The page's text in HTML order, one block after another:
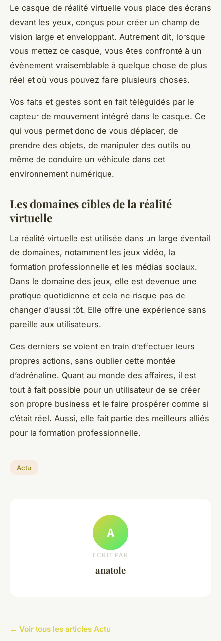
Le casque de réalité virtuelle vous place des écrans
devant les yeux, conçus pour créer un champ de
vision large et enveloppant. Autrement dit, lorsque
vous mettez ce casque, vous êtes confronté à un
évènement vraisemblable à quelque chose de plus
réel et où vous pouvez faire plusieurs choses.
Vos faits et gestes sont en fait téléguidés par le
capteur de mouvement intégré dans le casque. Ce
qui vous permet donc de vous déplacer, de
prendre des objets, de manipuler des outils ou
même de conduire un véhicule dans cet
environnement numérique.
Les domaines cibles de la réalité
virtuelle
La réalité virtuelle est utilisée dans un large éventail
de domaines, notamment les jeux vidéo, la
formation professionnelle et les médias sociaux.
Dans le domaine des jeux, elle est devenue une
pratique quotidienne et cela ne risque pas de
changer d’aussi tôt. Elle offre une expérience sans
pareille aux utilisateurs.
Ces derniers se voient en train d’effectuer leurs
propres actions, sans oublier cette montée
d’adrénaline. Quant au monde des affaires, il est
tout à fait possible pour un utilisateur de se créer
son propre business et le faire prospérer comme si
c’était réel. Aussi, elle fait partie des meilleurs alliés
pour la formation professionnelle.
Actu
A
ECRIT PAR
anatole
← Voir tous les articles Actu